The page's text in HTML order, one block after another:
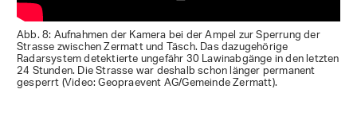
Abb. 8: Aufnahmen der Kamera bei der Ampel zur Sperrung der
Strasse zwischen Zermatt und Täsch. Das dazugehörige
Radarsystem detektierte ungefähr 30 Lawinabgänge in den letzten
24 Stunden. Die Strasse war deshalb schon länger permanent
gesperrt (Video: Geopraevent AG/Gemeinde Zermatt).